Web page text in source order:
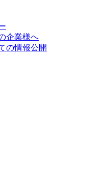
企業様へ
の情報公開